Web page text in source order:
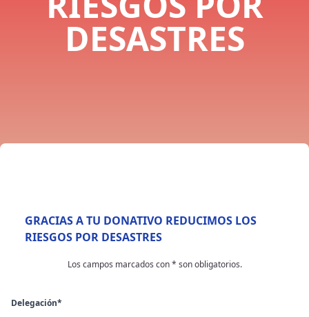
DESASTRES
GRACIAS A TU DONATIVO REDUCIMOS LOS
RIESGOS POR DESASTRES
Los campos marcados con * son obligatorios.
Delegación*